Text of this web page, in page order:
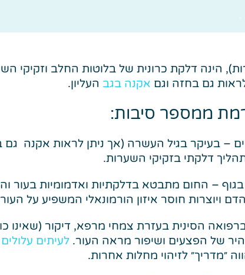
הינה דלקת כרונית של בלוטות החלב וזקיקי
גם בחזה וגם אקנה בגב העליון.
ממספר סיבות:
– בעיקר בגיל העשרה (אך ניתן לראות אקנה
דלקתי בזקיקי השערות.
בגוף – החום מתבטא בדלקתיות ואדמומיות בעור
ויוצרות חוסר איזון הורמונאלי המשפיע על
הסינית בעזרת צמחי מרפא, דיקור (שאינו
של הפצעים ושיפור מראה העור. לעיתים
״מדריך״ לזיהוי מחלות אחרות.